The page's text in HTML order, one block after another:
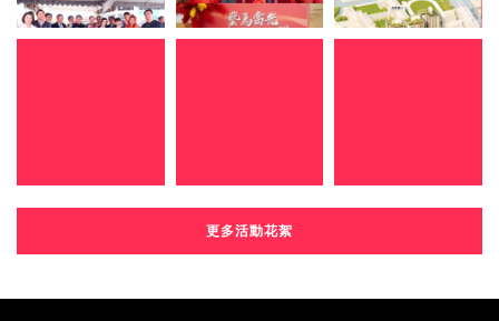
更多活動花絮